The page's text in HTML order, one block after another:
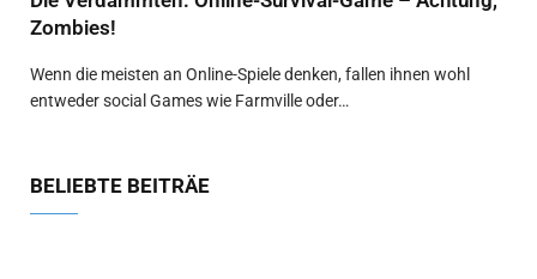
Zombies!
Wenn die meisten an Online-Spiele denken, fallen ihnen wohl
entweder social Games wie Farmville oder…
BELIEBTE BEITRÄE